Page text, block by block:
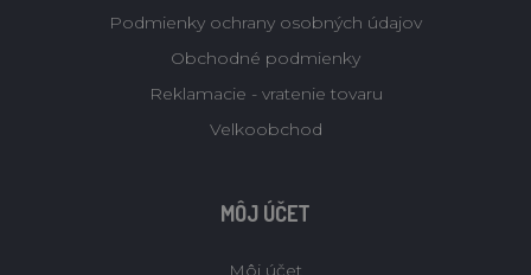
Podmienky ochrany osobných údajov
Obchodné podmienky
Reklamacie - vratenie tovaru
Velkoobchod
MÔJ ÚČET
Môj účet